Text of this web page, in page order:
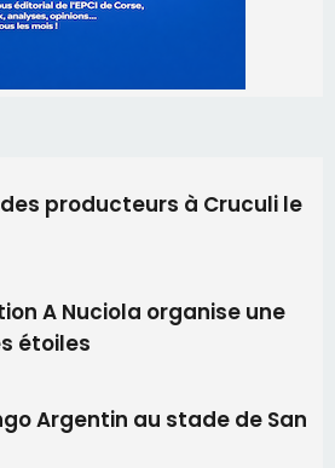
producteurs à Cruculi le
A Nuciola organise une
étoiles
Argentin au stade de San